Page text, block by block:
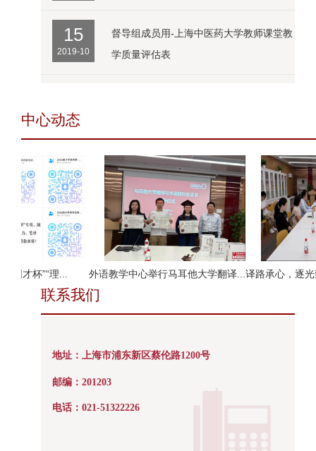
15
2019-10
督导组成员用-上海中医药大学教师课堂教
学质量评估表
中心动态
国才杯”“理... 外语教学中心举行马耳他大学翻译... 译路承心，逐
联系我们
地址： 上海市浦东新区蔡伦路1200号
邮编：201203
电话：021-51322226